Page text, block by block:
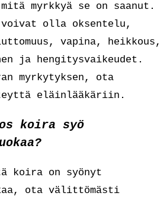
myrkkyä se on saanut.
olla oksentelu,
vapina, heikkous,
ja hengitysvaikeudet.
myrkytyksen, ota
eläinlääkäriin.
koira syö
koira on syönyt
ota välittömästi